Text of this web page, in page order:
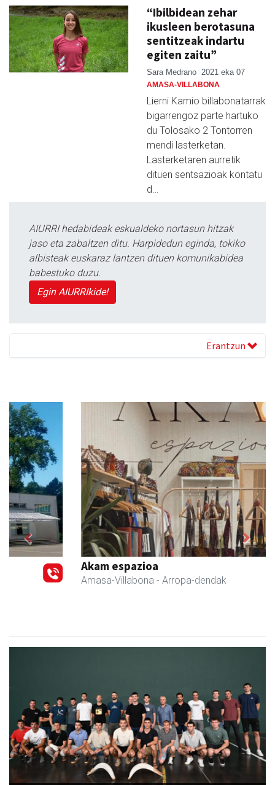
“Ibilbidean zehar
ikusleen berotasuna
sentitzeak indartu
egiten zaitu”
Sara Medrano 2021 eka 07
AMASA-VILLABONA
Lierni Kamio billabonatarrak
bigarrengoz parte hartuko
du Tolosako 2 Tontorren
mendi lasterketan.
Lasterketaren aurretik
dituen sentsazioak kontatu
d…
AIURRI hedabideak eskualdeko nortasun hitzak
jaso eta zabaltzen ditu. Harpidedun eginda, tokiko
albisteak euskaraz lantzen dituen komunikabidea
babestuko duzu.
Egin AIURRIkide!
Erantzun
Akam espazioa
Amasa-Villabona - Arropa-dendak
Previous Next